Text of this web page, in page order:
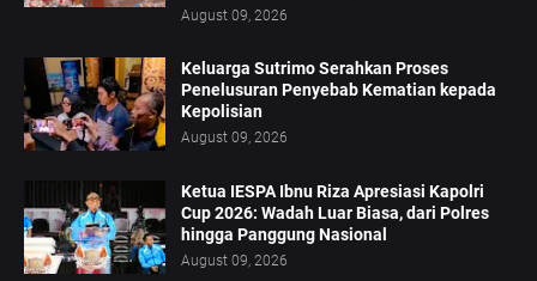
August 09, 2026
Keluarga Sutrimo Serahkan Proses
Penelusuran Penyebab Kematian kepada
Kepolisian
August 09, 2026
Ketua IESPA Ibnu Riza Apresiasi Kapolri
Cup 2026: Wadah Luar Biasa, dari Polres
hingga Panggung Nasional
August 09, 2026